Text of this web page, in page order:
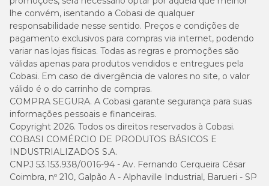
6 - 10 meses 4 sachês
12 meses ou mais
Sheba
Adulto
Conservar em local seco e fresco. Após aberto manter refrigerado e
bem acondicionado por até 48 horas.
lhe convém, isentando a Cobasi de qualquer
responsabilidade nesse sentido. Preços e condições de
pagamento exclusivos para compras via internet, podendo
variar nas lojas físicas. Todas as regras e promoções são
válidas apenas para produtos vendidos e entregues pela
Cobasi. Em caso de divergência de valores no site, o valor
válido é o do carrinho de compras.
COMPRA SEGURA. A Cobasi garante segurança para suas
informações pessoais e financeiras.
Copyright 2026. Todos os direitos reservados à Cobasi.
COBASI COMÉRCIO DE PRODUTOS BÁSICOS E
INDUSTRIALIZADOS S.A.
CNPJ 53.153.938/0016-94 - Av. Fernando Cerqueira César
Coimbra, nº 210, Galpão A - Alphaville Industrial, Barueri - SP